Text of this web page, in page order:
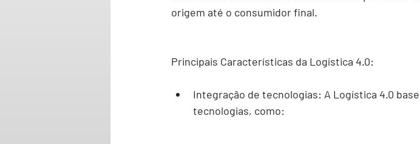
origem até o consumidor final.
Principais Características da Logística 4.0:
Integração de tecnologias: A Logística 4.0
tecnologias, como: